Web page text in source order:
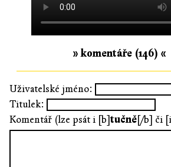
» komentáře (146) «
Uživatelské jméno:
Titulek:
Komentář (lze psát i [b]tučně[/b] či